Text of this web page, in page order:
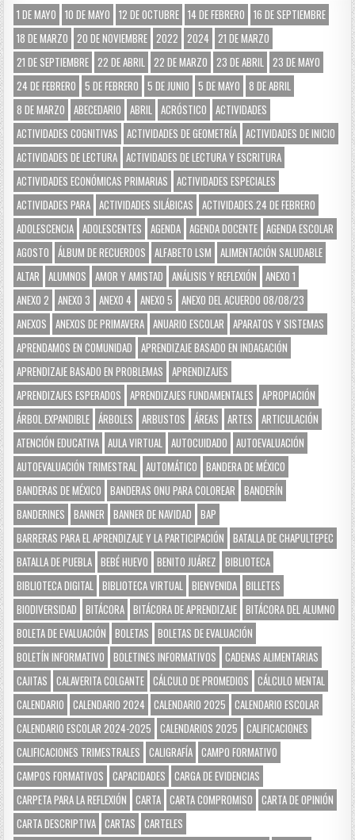
1 DE MAYO 10 DE MAYO 12 DE OCTUBRE 14 DE FEBRERO
16 DE SEPTIEMBRE
18 DE MARZO
20 DE NOVIEMBRE 2022 2024
21 DE MARZO
21 DE SEPTIEMBRE 22 DE ABRIL 22 DE MARZO 23 DE ABRIL 23 DE MAYO
24 DE FEBRERO
5 DE FEBRERO 5 DE JUNIO 5 DE MAYO
8 DE ABRIL
8 DE MARZO
ABECEDARIO ABRIL ACRÓSTICO
ACTIVIDADES
ACTIVIDADES COGNITIVAS
ACTIVIDADES DE GEOMETRÍA ACTIVIDADES DE INICIO
ACTIVIDADES DE LECTURA ACTIVIDADES DE LECTURA Y ESCRITURA
ACTIVIDADES ECONÓMICAS PRIMARIAS
ACTIVIDADES ESPECIALES
ACTIVIDADES PARA ACTIVIDADES SILÁBICAS
ACTIVIDADES.24 DE FEBRERO
ADOLESCENCIA ADOLESCENTES AGENDA AGENDA DOCENTE AGENDA ESCOLAR
AGOSTO
ÁLBUM DE RECUERDOS ALFABETO LSM
ALIMENTACIÓN SALUDABLE
ALTAR
ALUMNOS AMOR Y AMISTAD ANÁLISIS Y REFLEXIÓN
ANEXO 1
ANEXO 2
ANEXO 3 ANEXO 4 ANEXO 5
ANEXO DEL ACUERDO 08/08/23
ANEXOS
ANEXOS DE PRIMAVERA ANUARIO ESCOLAR
APARATOS Y SISTEMAS
APRENDAMOS EN COMUNIDAD
APRENDIZAJE BASADO EN INDAGACIÓN
APRENDIZAJE BASADO EN PROBLEMAS
APRENDIZAJES
APRENDIZAJES ESPERADOS
APRENDIZAJES FUNDAMENTALES
APROPIACIÓN
ÁRBOL EXPANDIBLE ÁRBOLES ARBUSTOS ÁREAS ARTES
ARTICULACIÓN
ATENCIÓN EDUCATIVA AULA VIRTUAL AUTOCUIDADO
AUTOEVALUACIÓN
AUTOEVALUACIÓN TRIMESTRAL AUTOMÁTICO
BANDERA DE MÉXICO
BANDERAS DE MÉXICO
BANDERAS ONU PARA COLOREAR
BANDERÍN
BANDERINES
BANNER BANNER DE NAVIDAD
BAP
BARRERAS PARA EL APRENDIZAJE Y LA PARTICIPACIÓN
BATALLA DE CHAPULTEPEC
BATALLA DE PUEBLA BEBÉ HUEVO BENITO JUÁREZ
BIBLIOTECA
BIBLIOTECA DIGITAL BIBLIOTECA VIRTUAL BIENVENIDA BILLETES
BIODIVERSIDAD
BITÁCORA BITÁCORA DE APRENDIZAJE BITÁCORA DEL ALUMNO
BOLETA DE EVALUACIÓN
BOLETAS
BOLETAS DE EVALUACIÓN
BOLETÍN INFORMATIVO
BOLETINES INFORMATIVOS
CADENAS ALIMENTARIAS
CAJITAS
CALAVERITA COLGANTE CÁLCULO DE PROMEDIOS
CÁLCULO MENTAL
CALENDARIO
CALENDARIO 2024 CALENDARIO 2025
CALENDARIO ESCOLAR
CALENDARIO ESCOLAR 2024-2025
CALENDARIOS 2025
CALIFICACIONES
CALIFICACIONES TRIMESTRALES
CALIGRAFÍA CAMPO FORMATIVO
CAMPOS FORMATIVOS
CAPACIDADES
CARGA DE EVIDENCIAS
CARPETA PARA LA REFLEXIÓN
CARTA CARTA COMPROMISO
CARTA DE OPINIÓN
CARTA DESCRIPTIVA CARTAS
CARTELES